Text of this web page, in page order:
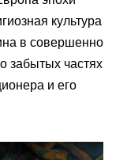
культура
в совершенно
забытых частях
и его